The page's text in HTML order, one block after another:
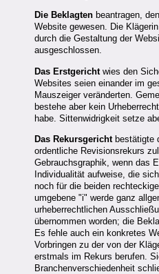
Die Beklagten beantragen,
Website gewesen. Die
durch die Gestaltung der
ausgeschlossen.
Das Erstgericht wies den
Websites seien einander im
Mauszeiger veränderten.
bestehe aber kein
habe. Sittenwidrigkeit setze
Das Rekursgericht bestätigte
ordentliche Revisionsrekurs
Gebrauchsgraphik, wenn das
Individualität aufweise, die
noch für die beiden
umgebene "i" werde ganz
urheberrechtlichen
übernommen worden; die
Es fehle auch ein konkretes
Vorbringen zu der von der
erstmals im Rekurs berufen.
Branchenverschiedenheit